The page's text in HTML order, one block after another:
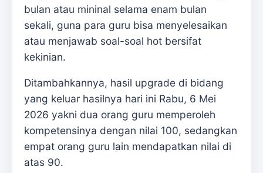
bulan atau mininal selama enam bulan
sekali, guna para guru bisa menyelesaikan
atau menjawab soal-soal hot bersifat
kekinian.
Ditambahkannya, hasil upgrade di bidang
yang keluar hasilnya hari ini Rabu, 6 Mei
2026 yakni dua orang guru memperoleh
kompetensinya dengan nilai 100, sedangkan
empat orang guru lain mendapatkan nilai di
atas 90.